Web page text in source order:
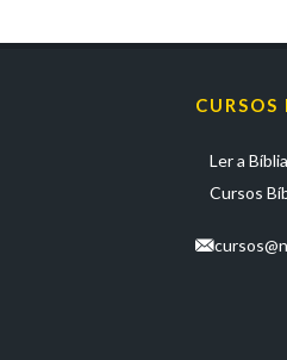
Ler a Bíblia
Cursos